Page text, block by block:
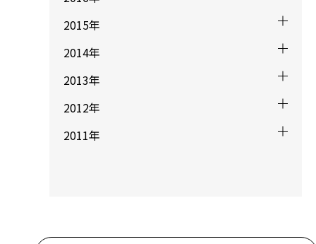
2015年
2014年
2013年
2012年
2011年